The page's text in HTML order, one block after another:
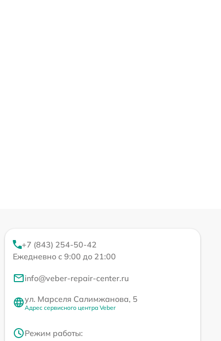
+7 (843) 254-50-42
Ежедневно с 9:00 до 21:00
info@veber-repair-center.ru
ул. Марселя Салимжанова, 5
Адрес сервисного центра Veber
Режим работы: